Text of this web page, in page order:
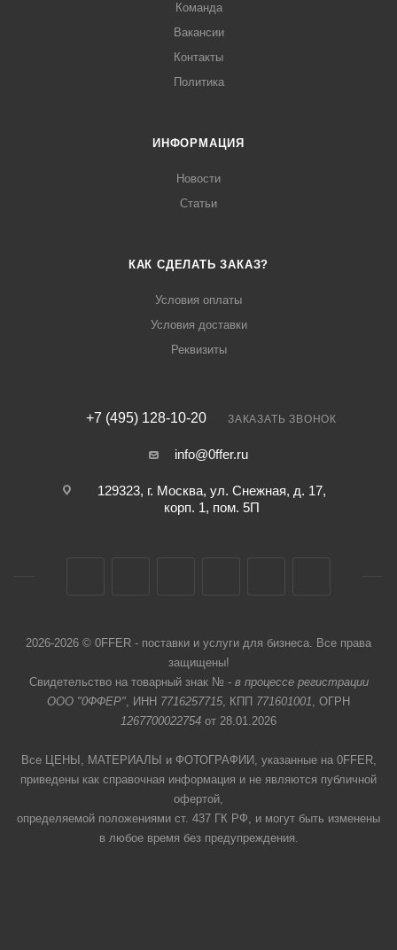
Команда
Вакансии
Контакты
Политика
ИНФОРМАЦИЯ
Новости
Статьи
КАК СДЕЛАТЬ ЗАКАЗ?
Условия оплаты
Условия доставки
Реквизиты
+7 (495) 128-10-20 ЗАКАЗАТЬ ЗВОНОК
info@0ffer.ru
129323, г. Москва, ул. Снежная, д. 17,
корп. 1, пом. 5П
2026-2026 © 0FFER - поставки и услуги для бизнеса. Все права
защищены!
Свидетельство на товарный знак № - в процессе регистрации
ООО "0ФФЕР", ИНН 7716257715, КПП 771601001, ОГРН
1267700022754 от 28.01.2026
Все ЦЕНЫ, МАТЕРИАЛЫ и ФОТОГРАФИИ, указанные на 0FFER,
приведены как справочная информация и не являются публичной
офертой,
определяемой положениями ст. 437 ГК РФ, и могут быть изменены
в любое время без предупреждения.